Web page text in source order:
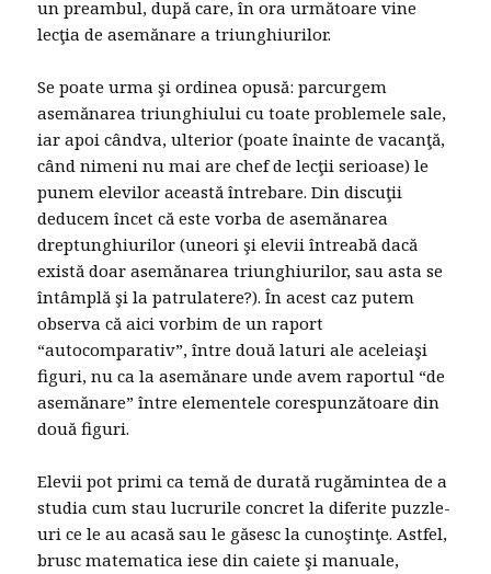
un preambul, după care, în ora următoare vine
lecţia de asemănare a triunghiurilor.
Se poate urma şi ordinea opusă: parcurgem
asemănarea triunghiului cu toate problemele sale,
iar apoi cândva, ulterior (poate înainte de vacanţă,
când nimeni nu mai are chef de lecţii serioase) le
punem elevilor această întrebare. Din discuţii
deducem încet că este vorba de asemănarea
dreptunghiurilor (uneori şi elevii întreabă dacă
există doar asemănarea triunghiurilor, sau asta se
întâmplă şi la patrulatere?). În acest caz putem
observa că aici vorbim de un raport
“autocomparativ”, între două laturi ale aceleiaşi
figuri, nu ca la asemănare unde avem raportul “de
asemănare” între elementele corespunzătoare din
două figuri.
Elevii pot primi ca temă de durată rugămintea de a
studia cum stau lucrurile concret la diferite puzzle-
uri ce le au acasă sau le găsesc la cunoştinţe. Astfel,
brusc matematica iese din caiete şi manuale,